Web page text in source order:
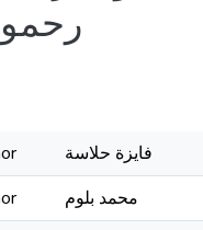
فايزة حلاسة
محمد بلوم